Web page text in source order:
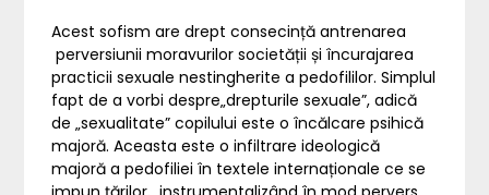
Acest sofism are drept consecință antrenarea
perversiunii moravurilor societății și încurajarea
practicii sexuale nestingherite a pedofililor. Simplul
fapt de a vorbi despre„drepturile sexuale”, adică
de „sexualitate” copilului este o încălcare psihică
majoră. Aceasta este o infiltrare ideologică
majoră a pedofiliei în textele internaționale ce se